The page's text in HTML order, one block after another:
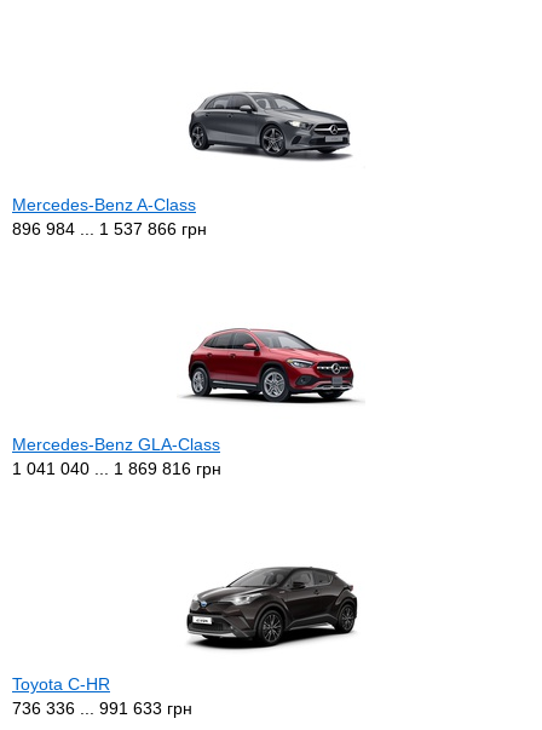
Mercedes-Benz A-Class
896 984 ... 1 537 866 грн
Mercedes-Benz GLA-Class
1 041 040 ... 1 869 816 грн
Toyota C-HR
736 336 ... 991 633 грн